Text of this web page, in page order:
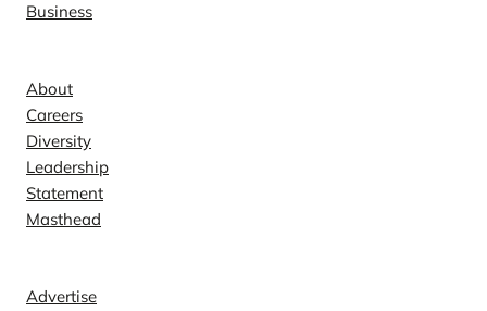
Business
About
Careers
Diversity
Leadership
Statement
Masthead
Advertise